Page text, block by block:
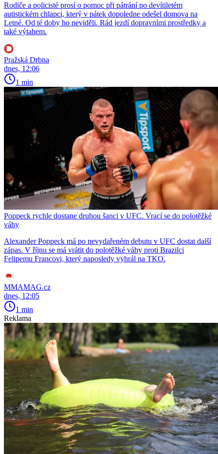
Rodiče a policisté prosí o pomoc při pátrání po devítiletém
autistickém chlapci, který v pátek dopoledne odešel domova na
Letné. Od té doby ho neviděli. Rád jezdí dopravními prostředky a
také výtahem.
Pražská Drbna
dnes, 12:06
1 min
Poppeck rychle dostane druhou šanci v UFC. Vrací se do polotěžké
váhy
Alexander Poppeck má po nevydařeném debutu v UFC dostat další
zápas. V říjnu se má vrátit do polotěžké váhy proti Brazilci
Felipemu Francovi, který naposledy vyhrál na TKO.
MMAMAG.cz
dnes, 12:05
1 min
Reklama